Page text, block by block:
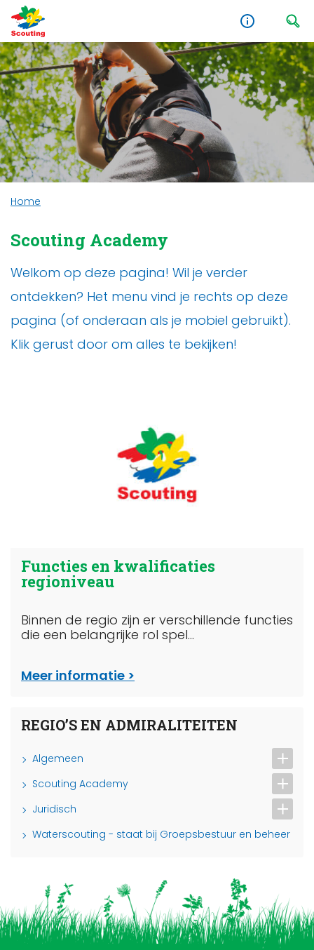
Home
Scouting Academy
Welkom op deze pagina! Wil je verder
ontdekken? Het menu vind je rechts op deze
pagina (of onderaan als je mobiel gebruikt).
Klik gerust door om alles te bekijken!
Functies en kwalificaties
regioniveau
Binnen de regio zijn er verschillende functies
die een belangrijke rol spel...
Meer informatie
REGIO’S EN ADMIRALITEITEN
Algemeen
Scouting Academy
Juridisch
Waterscouting - staat bij Groepsbestuur en beheer